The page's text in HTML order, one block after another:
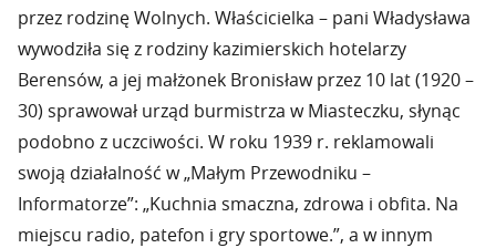
przez rodzinę Wolnych. Właścicielka – pani Władysława
wywodziła się z rodziny kazimierskich hotelarzy
Berensów, a jej małżonek Bronisław przez 10 lat (1920 –
30) sprawował urząd burmistrza w Miasteczku, słynąc
podobno z uczciwości. W roku 1939 r. reklamowali
swoją działalność w „Małym Przewodniku –
Informatorze”: „Kuchnia smaczna, zdrowa i obfita. Na
miejscu radio, patefon i gry sportowe.”, a w innym